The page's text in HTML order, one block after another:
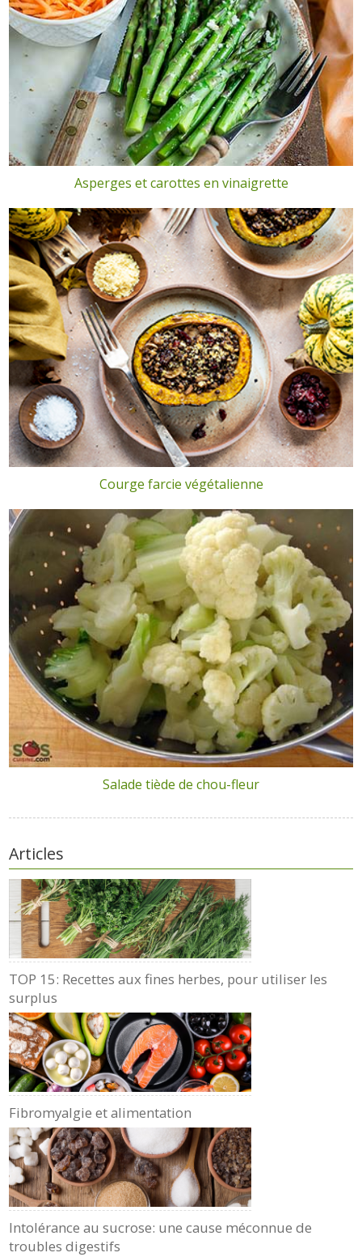
Asperges et carottes en vinaigrette
Courge farcie végétalienne
Salade tiède de chou-fleur
Articles
TOP 15: Recettes aux fines herbes, pour utiliser les
surplus
Fibromyalgie et alimentation
Intolérance au sucrose: une cause méconnue de
troubles digestifs